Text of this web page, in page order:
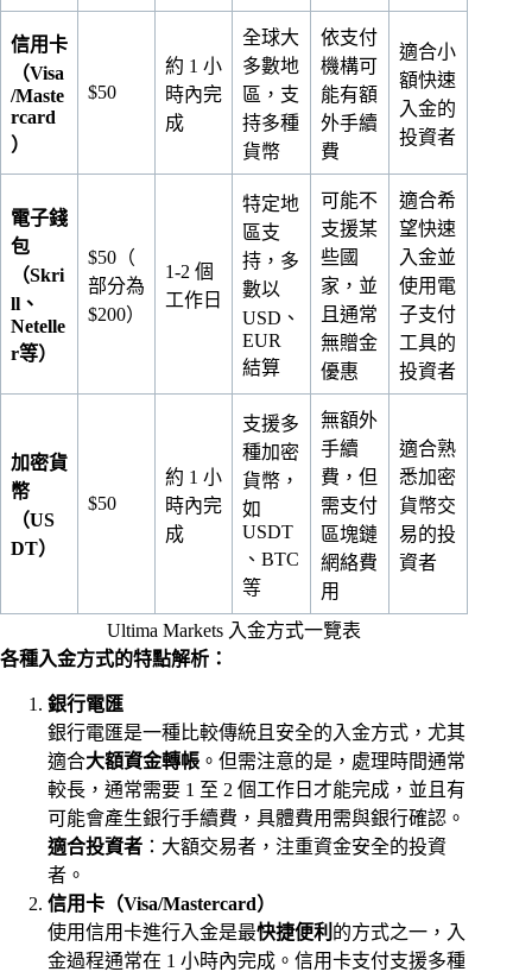
信用卡
（Visa
/Maste
rcard
）
$50
約 1 小
時內完
成
全球大
多數地
區，支
持多種
貨幣
依支付
機構可
能有額
外手續
費
適合小
額快速
入金的
投資者
電子錢
包
（Skri
ll、
Netelle
r等）
$50（
部分為
$200）
1-2 個
工作日
特定地
區支
持，多
數以
USD、
EUR
結算
可能不
支援某
些國
家，並
且通常
無贈金
優惠
適合希
望快速
入金並
使用電
子支付
工具的
投資者
加密貨
幣
（US
DT）
$50
約 1 小
時內完
成
支援多
種加密
貨幣，
如
USDT
、BTC
等
無額外
手續
費，但
需支付
區塊鏈
網絡費
用
適合熟
悉加密
貨幣交
易的投
資者
Ultima Markets 入金方式一覽表
各種入金方式的特點解析：
銀行電匯
銀行電匯是一種比較傳統且安全的入金方式，尤其
適合大額資金轉帳 。但需注意的是，處理時間通常
較長，通常需要 1 至 2 個工作日才能完成，並且有
可能會產生銀行手續費，具體費用需與銀行確認。
適合投資者 ：大額交易者，注重資金安全的投資
者。
信用卡（Visa/Mastercard）
使用信用卡進行入金是最快捷便利 的方式之一，入
金過程通常在 1 小時內完成。信用卡支付支援多種